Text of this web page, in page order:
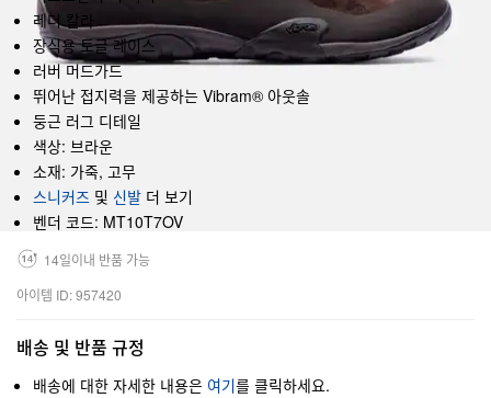
레더 칼라
장식용 토글 레이스
러버 머드가드
뛰어난 접지력을 제공하는 Vibram® 아웃솔
둥근 러그 디테일
색상: 브라운
소재: 가죽, 고무
스니커즈 및 신발 더 보기
벤더 코드: MT10T7OV
14일이내 반품 가능
아이템 ID: 957420
배송 및 반품 규정
배송에 대한 자세한 내용은 여기를 클릭하세요.